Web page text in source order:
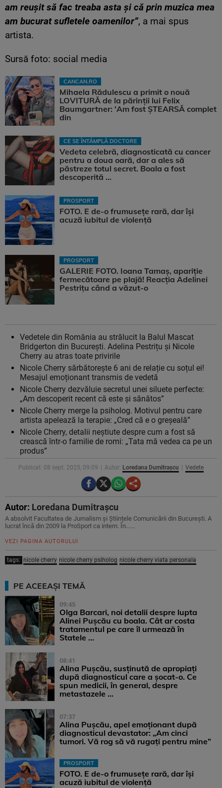
am reușit să fac treaba asta și că prin muzica mea
am bucurat sufletele oamenilor”, a mai spus
artista.
Sursă foto: social media
CANCAN.RO
Mihaela Rădulescu a primit o nouă
LOVITURĂ de la părinții lui Felix
Baumgartner: 'Am fost ȘTEARSĂ complet
din
CE SE ÎNTÂMPLĂ DOCTORE
Vedeta celebră, diagnosticată cu cancer
pentru a doua oară, dar a ales să
păstreze totul secret. Boala a fost
descoperită ...
PROSPORT
FOTO. E de-o frumusețe rară, dar își
acuză iubitul de violență
PROSPORT
GALERIE FOTO. Ioana Tamaş, apariție
fermecătoare pe plajă! Reacția Adelinei
Pestrițu când a văzut-o
Vedetele din România au strălucit la Balul Mascat
Bridgerton din București. Adelina Pestrițu și Nicole
Cherry au atras toate privirile
Nicole Cherry sărbătorește 6 ani de relație cu soțul ei!
Mesajul emoționant transmis de vedetă
Nicole Cherry dezvăluie secretul unei siluete perfecte:
„Am descoperit recent că este și sănătos”
Nicole Cherry merge la psiholog. Motivul pentru care
artista apelează la terapie: „Cred că e o greșeală”
Nicole Cherry, detalii neștiute despre cum a fost să
crească într-o familie de romi: „Tata mă vedea ca pe un
produs”
Publicat: 08 sept. 2025, 09:09 Autor: Loredana Dumitrașcu Vedete
Autor: Loredana Dumitrașcu
A absolvit Facultatea de Jurnalism și Științele Comunicării din București. A
lucrat încă din 2009 la ProSport ca intern. În…...
VEZI PAGINA AUTORULUI
tags: nicole cherry nicole cherry psiholog nicole cherry viata personala
PE ACEEAȘI TEMĂ
09:45
Olga Barcari, noi detalii despre lupta
Alinei Pușcău cu boala. Cât ar costa
tratamentul pe care îl urmează în
Statele ...
08:41
Alina Pușcău, susținută de apropiați
după diagnosticul care a șocat-o. Ce
spun medicii, în general, despre
metastazele ...
07:37
Alina Pușcău, apel emoționant după
diagnosticul devastator: „Am cinci
tumori. Vă rog să vă rugați pentru mine”
PROSPORT
FOTO. E de-o frumusețe rară, dar își
acuză iubitul de violență